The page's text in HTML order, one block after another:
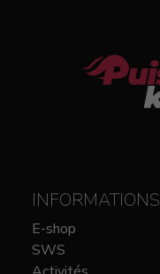
INFORMATIONS
E-shop
SWS